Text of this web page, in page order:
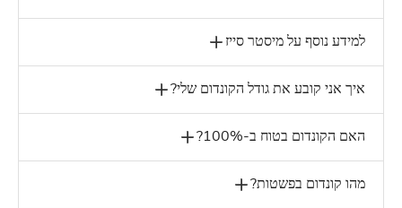
למידע נוסף על מיסטר סייז
איך אני קובע את גודל הקונדום שלי?
האם הקונדום בטוח ב-100%?
מהו קונדום בפשטות?